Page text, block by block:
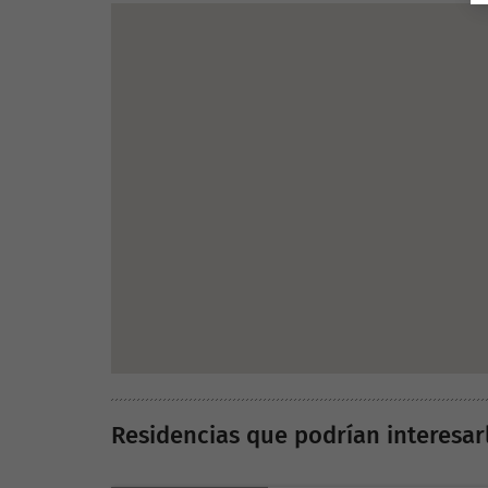
Residencias que podrían